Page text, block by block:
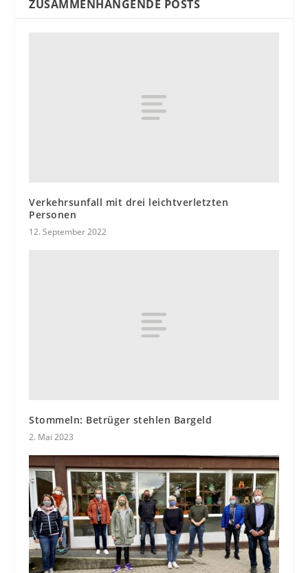
ZUSAMMENHÄNGENDE POSTS
Verkehrsunfall mit drei leichtverletzten
Personen
12. September 2022
Stommeln: Betrüger stehlen Bargeld
2. Mai 2023